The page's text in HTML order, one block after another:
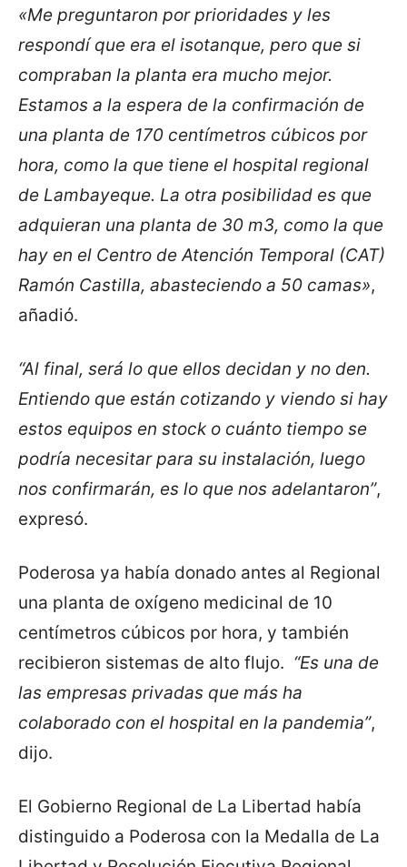
«Me preguntaron por prioridades y les
respondí que era el isotanque, pero que si
compraban la planta era mucho mejor.
Estamos a la espera de la confirmación de
una planta de 170 centímetros cúbicos por
hora, como la que tiene el hospital regional
de Lambayeque. La otra posibilidad es que
adquieran una planta de 30 m3, como la que
hay en el Centro de Atención Temporal (CAT)
Ramón Castilla, abasteciendo a 50 camas»,
añadió.
“Al final, será lo que ellos decidan y no den.
Entiendo que están cotizando y viendo si hay
estos equipos en stock o cuánto tiempo se
podría necesitar para su instalación, luego
nos confirmarán, es lo que nos adelantaron”,
expresó.
Poderosa ya había donado antes al Regional
una planta de oxígeno medicinal de 10
centímetros cúbicos por hora, y también
recibieron sistemas de alto flujo. “Es una de
las empresas privadas que más ha
colaborado con el hospital en la pandemia”,
dijo.
El Gobierno Regional de La Libertad había
distinguido a Poderosa con la Medalla de La